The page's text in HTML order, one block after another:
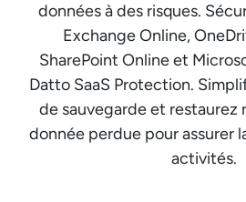
données à des risques.
Exchange Online,
SharePoint Online et
Datto SaaS Protection.
de sauvegarde et
donnée perdue pour assurer
activités.